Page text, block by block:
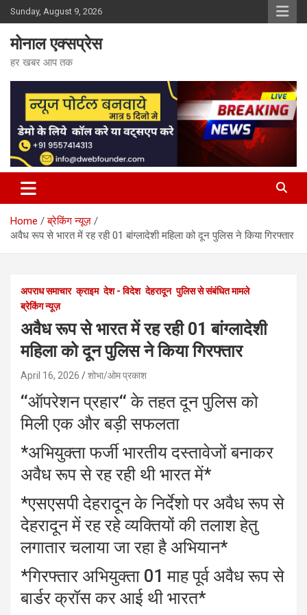
Skip
to
content
Sunday, August 9, 2026
मोनाल एक्सप्रेस
हर खबर आप तक
Home
ब्रेकिंग न्यूज़
अवैध रूप से भारत में रह रही 01 बांग्लादेशी महिला को दून पुलिस ने किया गिरफ्तार
अपराध समाचार क्राइम देश - विदेश देहरादून पुलिस से संबंधित मामले
ब्रेकिंग न्यूज़
अवैध रूप से भारत में रह रही 01 बांग्लादेशी
महिला को दून पुलिस ने किया गिरफ्तार
April 16, 2026 शोभा/ओम प्रकाश
‘‘ऑपरेशन प्रहार‘‘ के तहत दून पुलिस को
मिली एक और बड़ी सफलता
*अभियुक्ता फर्जी भारतीय दस्तावेजों बनाकर
अवैध रूप से रह रही थी भारत में*
*एसएसपी देहरादून के निर्देशो पर अवैध रूप से
देहरादून में रह रहे व्यक्तियों की तलाश हेतु
लगातार चलाया जा रहा है अभियान*
*गिरफ्तार अभियुक्ता 01 माह पूर्व अवैध रूप से
बार्डर क्रॉस कर आई थी भारत*